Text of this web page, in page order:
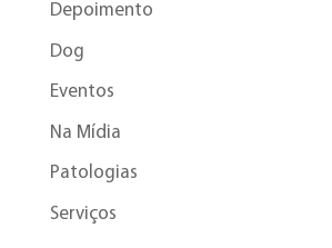
Depoimento
Dog
Eventos
Na Mídia
Patologias
Serviços